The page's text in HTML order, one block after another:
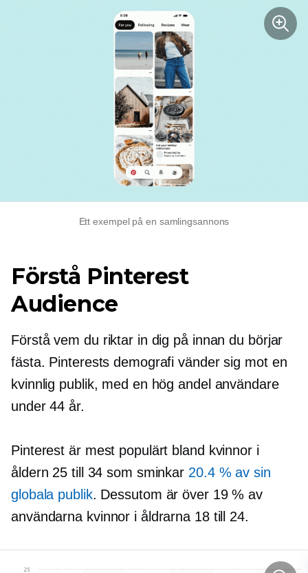
Ett exempel på en samlingsannons
Förstå Pinterest
Audience
Förstå vem du riktar in dig på innan du börjar
fästa. Pinterests demografi vänder sig mot en
kvinnlig publik, med en hög andel användare
under 44 år.
Pinterest är mest populärt bland kvinnor i
åldern 25 till 34 som sminkar 20.4 % av sin
globala publik. Dessutom är över 19 % av
användarna kvinnor i åldrarna 18 till 24.